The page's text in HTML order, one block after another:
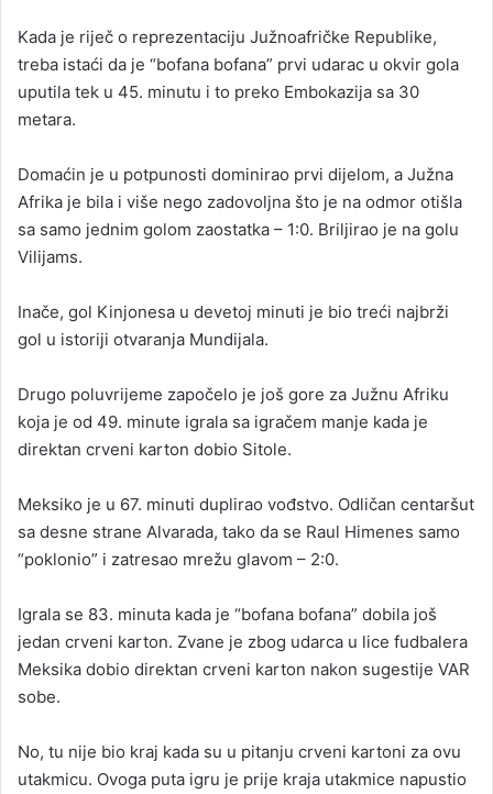
Kada je riječ o reprezentaciju Južnoafričke Republike,
treba istaći da je “bofana bofana” prvi udarac u okvir gola
uputila tek u 45. minutu i to preko Embokazija sa 30
metara.
Domaćin je u potpunosti dominirao prvi dijelom, a Južna
Afrika je bila i više nego zadovoljna što je na odmor otišla
sa samo jednim golom zaostatka – 1:0. Briljirao je na golu
Vilijams.
Inače, gol Kinjonesa u devetoj minuti je bio treći najbrži
gol u istoriji otvaranja Mundijala.
Drugo poluvrijeme započelo je još gore za Južnu Afriku
koja je od 49. minute igrala sa igračem manje kada je
direktan crveni karton dobio Sitole.
Meksiko je u 67. minuti duplirao vođstvo. Odličan centaršut
sa desne strane Alvarada, tako da se Raul Himenes samo
“poklonio” i zatresao mrežu glavom – 2:0.
Igrala se 83. minuta kada je “bofana bofana” dobila još
jedan crveni karton. Zvane je zbog udarca u lice fudbalera
Meksika dobio direktan crveni karton nakon sugestije VAR
sobe.
No, tu nije bio kraj kada su u pitanju crveni kartoni za ovu
utakmicu. Ovoga puta igru je prije kraja utakmice napustio